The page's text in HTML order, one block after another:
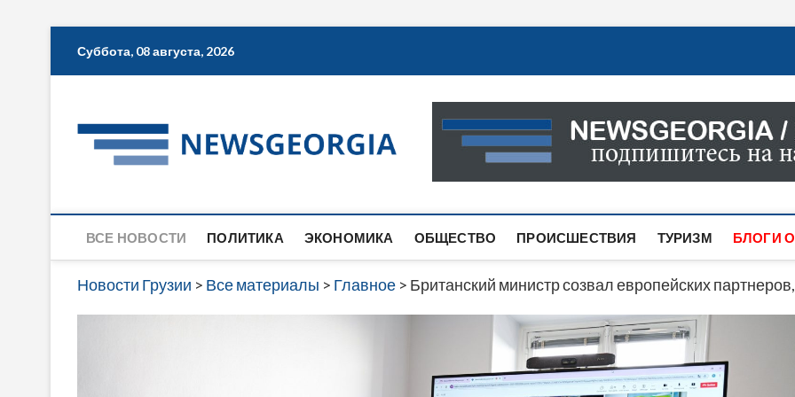
Суббота, 08 августа, 2026
Новости Грузии
САМАЯ АКТУАЛЬНАЯ ИНФОРМАЦИЯ О СОБЫТИЯХ
САЙТЕ ВЫ НАЙДЕТЕ НОВОСТИ ПОЛИТИКИ,
ВСЕ НОВОСТИ ПОЛИТИКА ЭКОНОМИКА ОБЩЕСТВО ПРОИСШЕСТВИЯ ТУРИЗМ БЛОГИ
Новости Грузии > Все материалы > Главное > Британский министр созвал европейских